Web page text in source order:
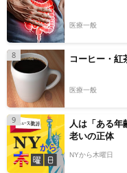
医療一般
8 コーヒー・紅
医療一般
9
人は「ある年
老いの正体
NYから木曜日